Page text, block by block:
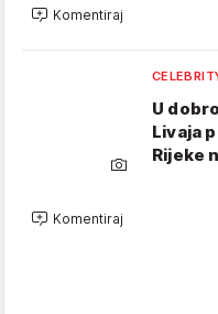
Komentiraj
U
Livaja
Rijeke
Komentiraj